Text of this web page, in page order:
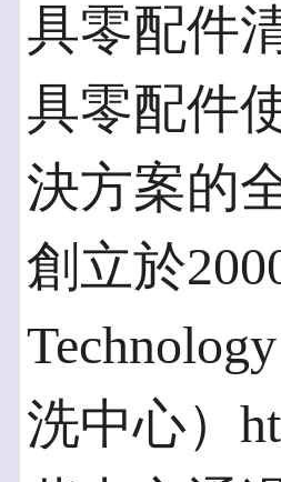
具零配件
具零配件
決方案的
創立於
洗中心）